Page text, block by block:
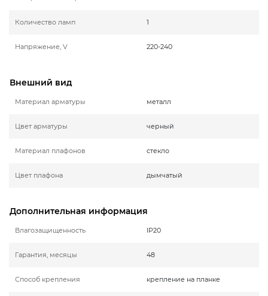
Количество ламп 1
Напряжение, V 220-240
Внешний вид
Материал арматуры металл
Цвет арматуры черный
Материал плафонов стекло
Цвет плафона дымчатый
Дополнительная информация
Влагозащищенность IP20
Гарантия, месяцы 48
Способ крепления крепление на планке